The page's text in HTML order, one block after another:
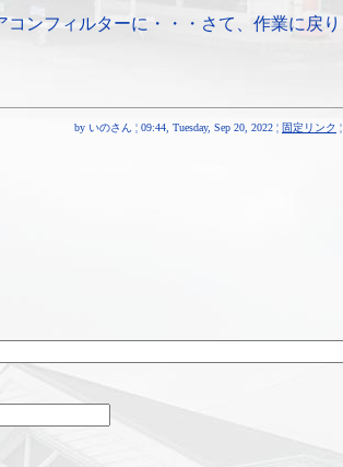
ンフィルターに・・・さて、作業に戻り
by いのさん ¦ 09:44, Tuesday, Sep 20, 2022 ¦ 固定リンク ¦